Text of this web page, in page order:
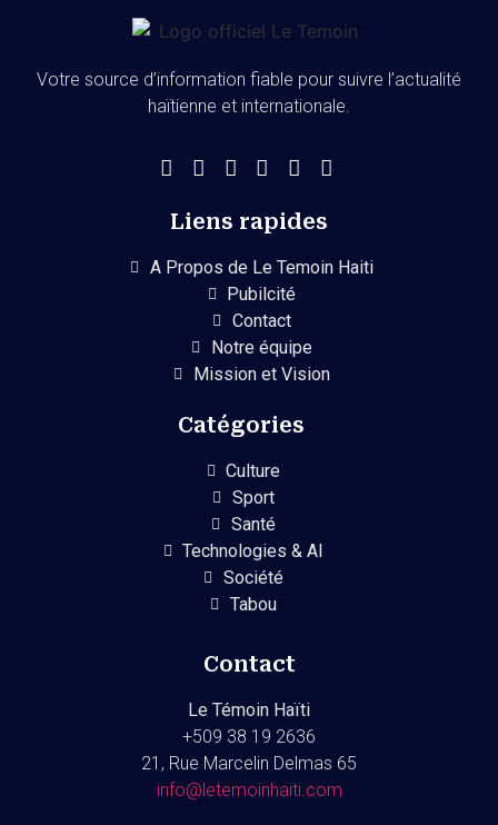
Votre source d’information fiable pour suivre l’actualité
haïtienne et internationale.
Liens rapides
A Propos de Le Temoin Haiti
Pubilcité
Contact
Notre équipe
Mission et Vision
Catégories
Culture
Sport
Santé
Technologies & AI
Société
Tabou
Contact
Le Témoin Haïti
+509 38 19 2636
21, Rue Marcelin Delmas 65
info@letemoinhaiti.com